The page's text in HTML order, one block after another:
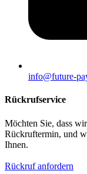
info@future-
Rückrufservice
Möchten Sie, dass
Rückruftermin, und
Ihnen.
Rückruf anfordern